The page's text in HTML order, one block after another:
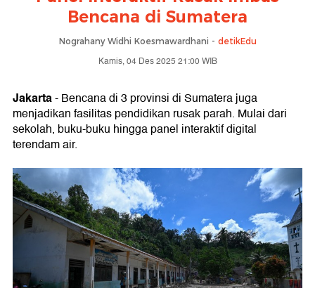
Bencana di Sumatera
Nograhany Widhi Koesmawardhani - detikEdu
Kamis, 04 Des 2025 21:00 WIB
Jakarta- Bencana di 3 provinsi di Sumatera juga
menjadikan fasilitas pendidikan rusak parah. Mulai dari
sekolah, buku-buku hingga panel interaktif digital
terendam air.